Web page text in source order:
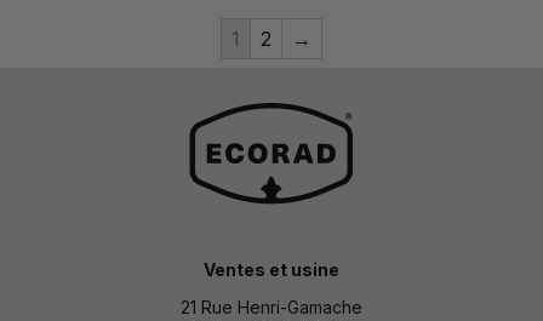
1 2 →
Ventes et usine
21 Rue Henri-Gamache